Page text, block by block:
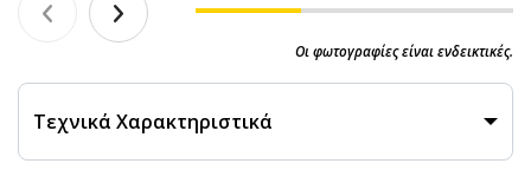
Οι φωτογραφίες είναι ενδεικτικές.
Τεχνικά Χαρακτηριστικά